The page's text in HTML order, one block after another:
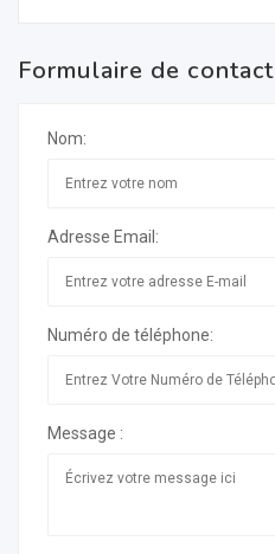
Formulaire de contact
Nom:
Adresse Email:
Numéro de téléphone:
Message :